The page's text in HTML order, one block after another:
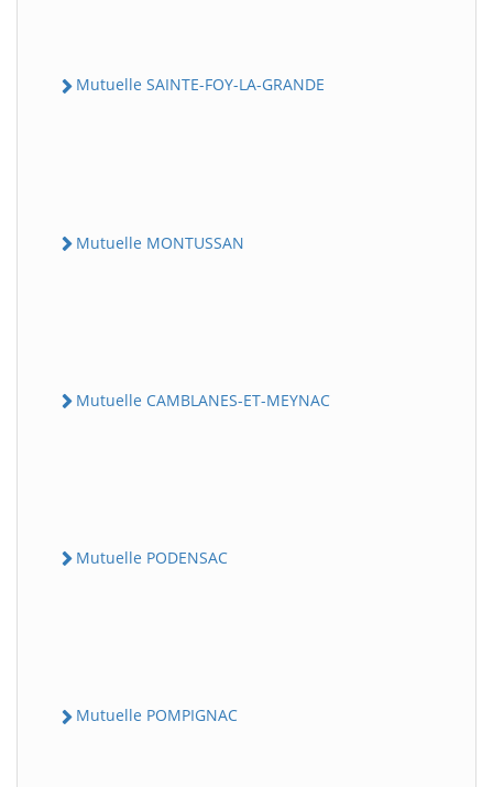
Mutuelle SAINTE-FOY-LA-GRANDE
Mutuelle MONTUSSAN
Mutuelle CAMBLANES-ET-MEYNAC
Mutuelle PODENSAC
Mutuelle POMPIGNAC